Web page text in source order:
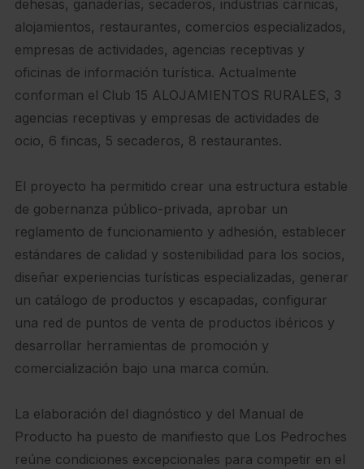
dehesas, ganaderías, secaderos, industrias cárnicas,
alojamientos, restaurantes, comercios especializados,
empresas de actividades, agencias receptivas y
oficinas de información turística. Actualmente
conforman el Club 15 ALOJAMIENTOS RURALES, 3
agencias receptivas y empresas de actividades de
ocio, 6 fincas, 5 secaderos, 8 restaurantes.
El proyecto ha permitido crear una estructura estable
de gobernanza público-privada, aprobar un
reglamento de funcionamiento y adhesión, establecer
estándares de calidad y sostenibilidad para los socios,
diseñar experiencias turísticas especializadas, generar
un catálogo de productos y escapadas, configurar
una red de puntos de venta de productos ibéricos y
desarrollar herramientas de promoción y
comercialización bajo una marca común.
La elaboración del diagnóstico y del Manual de
Producto ha puesto de manifiesto que Los Pedroches
reúne condiciones excepcionales para competir en el